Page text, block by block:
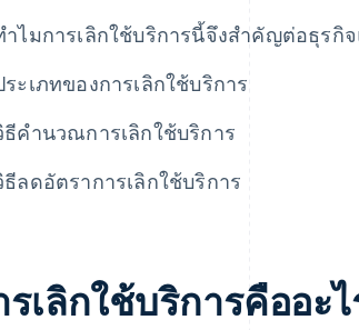
าไมการเลิกใช้บริการนี้จึงสําคัญต่อธุรกิ
ระเภทของการเลิกใช้บริการ
ธีคํานวณการเลิกใช้บริการ
ธีลดอัตราการเลิกใช้บริการ
เลิกใช้บริการคืออะ